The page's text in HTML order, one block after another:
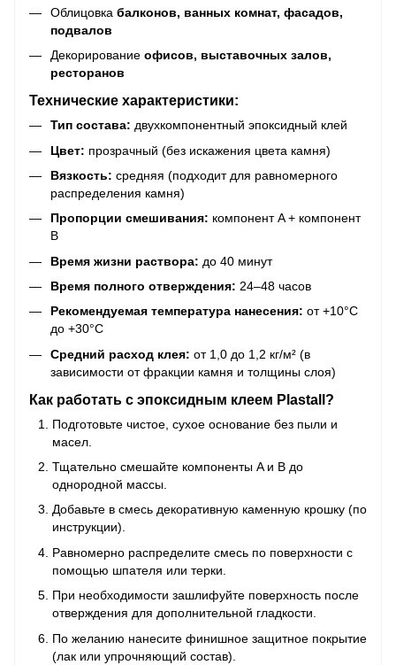
Облицовка балконов, ванных комнат, фасадов,
подвалов
Декорирование офисов, выставочных залов,
ресторанов
Технические характеристики:
Тип состава: двухкомпонентный эпоксидный клей
Цвет: прозрачный (без искажения цвета камня)
Вязкость: средняя (подходит для равномерного
распределения камня)
Пропорции смешивания: компонент A + компонент
B
Время жизни раствора: до 40 минут
Время полного отверждения: 24–48 часов
Рекомендуемая температура нанесения: от +10°С
до +30°С
Средний расход клея: от 1,0 до 1,2 кг/м² (в
зависимости от фракции камня и толщины слоя)
Как работать с эпоксидным клеем Plastall?
Подготовьте чистое, сухое основание без пыли и
масел.
Тщательно смешайте компоненты A и B до
однородной массы.
Добавьте в смесь декоративную каменную крошку (по
инструкции).
Равномерно распределите смесь по поверхности с
помощью шпателя или терки.
При необходимости зашлифуйте поверхность после
отверждения для дополнительной гладкости.
По желанию нанесите финишное защитное покрытие
(лак или упрочняющий состав).